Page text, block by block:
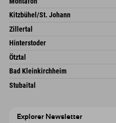
Dorfstr. 127b
6793 Gaschurn/Montafon
Österreich
Kitzbühel/St. Johann
Speckbacherstraße 87
6380 St. Johann in Tirol
Österreich
Zillertal
Schmiedau 2
Österreich
Hinterstoder
Freizeitpark 10
4573 Hinterstoder
Österreich
Ötztal
Gscheat 14
Österreich
Bad Kleinkirchheim
Dorfstraße 24
9546 Bad Kleinkirchheim
Stubaital
Explorer Newsletter